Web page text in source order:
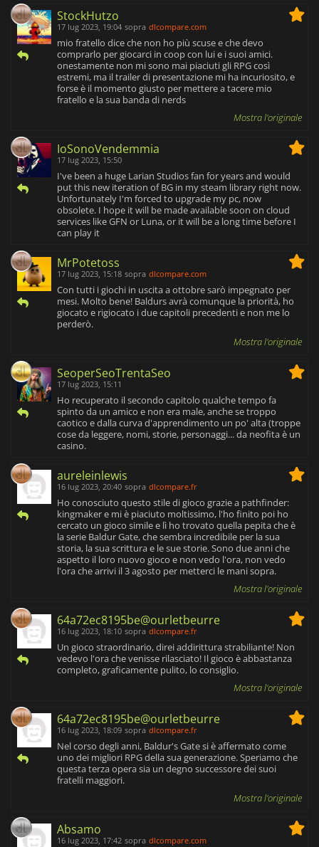
StockHutzo
17 lug 2023, 19:04 sopra dlcompare.com
mio fratello dice che non ho più scuse e che devo
comprarlo per giocarci in coop con lui e i suoi amici.
onestamente non mi sono mai piaciuti gli RPG così
estremi, ma il trailer di presentazione mi ha incuriosito, e
forse è il momento giusto per mettere a tacere mio
fratello e la sua banda di nerds
Mostra l'originale
IoSonoVendemmia
17 lug 2023, 15:50
I've been a huge Larian Studios fan for years and would
put this new iteration of BG in my steam library right now.
Unfortunately I'm forced to upgrade my pc, now
obsolete. I hope it will be made available soon on cloud
services like GFN or Luna, or it will be a long time before I
can play it
MrPotetoss
17 lug 2023, 15:18 sopra dlcompare.com
Con tutti i giochi in uscita a ottobre sarò impegnato per
mesi. Molto bene! Baldurs avrà comunque la priorità, ho
giocato e rigiocato i due capitoli precedenti e non me lo
perderò.
Mostra l'originale
SeoperSeoTrentaSeo
17 lug 2023, 15:11
Ho recuperato il secondo capitolo qualche tempo fa
spinto da un amico e non era male, anche se troppo
caotico e dalla curva d'apprendimento un po' alta (troppe
cose da leggere, nomi, storie, personaggi... da neofita è un
casino.
aureleinlewis
16 lug 2023, 20:40 sopra dlcompare.fr
Ho conosciuto questo stile di gioco grazie a pathfinder:
kingmaker e mi è piaciuto moltissimo, l'ho finito poi ho
cercato un gioco simile e lì ho trovato quella pepita che è
la serie Baldur Gate, che sembra incredibile per la sua
storia, la sua scrittura e le sue storie. Sono due anni che
aspetto il loro nuovo gioco e non vedo l'ora, non vedo
l'ora che arrivi il 3 agosto per metterci le mani sopra.
Mostra l'originale
64a72ec8195be@ourletbeurre
16 lug 2023, 18:10 sopra dlcompare.fr
Un gioco straordinario, direi addirittura strabiliante! Non
vedevo l'ora che venisse rilasciato! Il gioco è abbastanza
completo, graficamente pulito, lo consiglio.
Mostra l'originale
64a72ec8195be@ourletbeurre
16 lug 2023, 18:09 sopra dlcompare.fr
Nel corso degli anni, Baldur's Gate si è affermato come
uno dei migliori RPG della sua generazione. Speriamo che
questa terza opera sia un degno successore dei suoi
fratelli maggiori.
Mostra l'originale
Absamo
16 lug 2023, 17:42 sopra dlcompare.com